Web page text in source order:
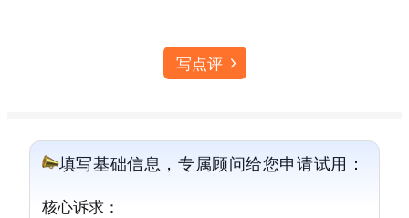
写点评
填写基础信息，专属顾问给您申请试用：
核心诉求：